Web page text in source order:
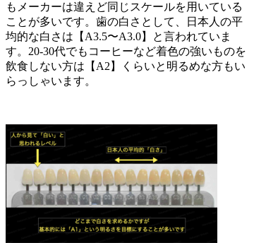
もメーカーは違えど同じスケールを用いている
ことが多いです。歯の白さとして、日本人の平
均的な白さは【A3.5〜A3.0】と言われていま
す。20-30代でもコーヒーなど着色の強いものを
飲食しない方は【A2】くらいと明るめな方もい
らっしゃいます。